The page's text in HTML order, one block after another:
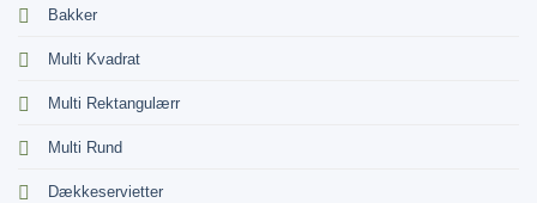
Bakker
Multi Kvadrat
Multi Rektangulærr
Multi Rund
Dækkeservietter